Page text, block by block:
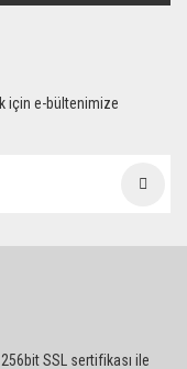
için e-bültenimize
SSL sertifikası ile